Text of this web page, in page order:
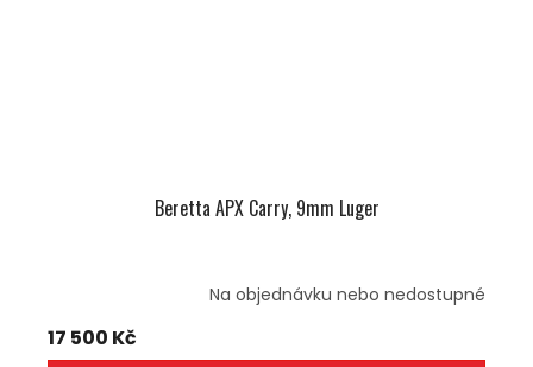
Beretta APX Carry, 9mm Luger
Na objednávku nebo nedostupné
17 500 Kč